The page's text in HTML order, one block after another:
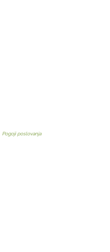
Pogoji poslovanja